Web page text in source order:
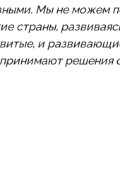
Мы не можем
страны,
и